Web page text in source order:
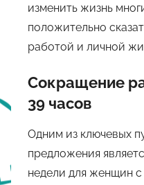
изменить жизнь
положительно
работой и личной
Сокращение
39 часов
Одним из ключевых
предложения
недели для женщин